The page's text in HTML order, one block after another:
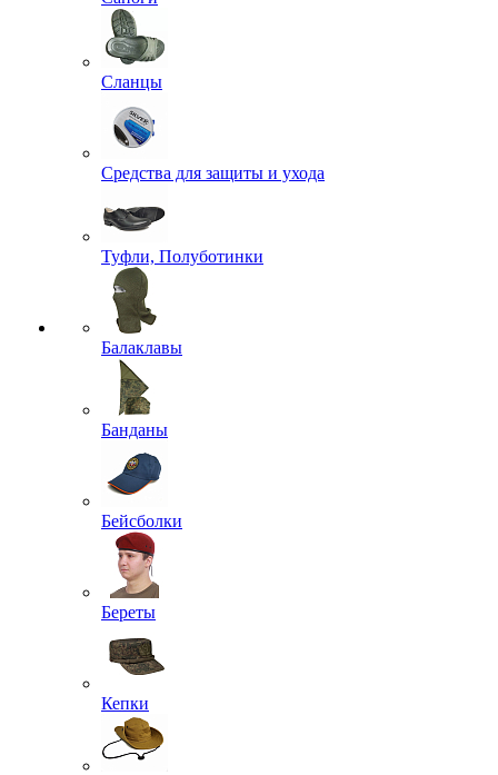
Сланцы
Средства для защиты и ухода
Туфли, Полуботинки
Балаклавы
Банданы
Бейсболки
Береты
Кепки